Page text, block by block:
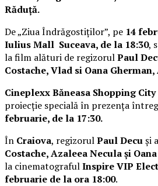
Răduță.
De „Ziua Îndrăgostiților”, pe 14
Iulius Mall Suceava, de la 18:30,
la film alături de regizorulPaul
Costache, Vlad si Oana
Cineplexx Băneasa Shopping
proiecție specială în prezența
februarie, de la 17:30.
În Craiova, regizorulPaul Decuși
Costache, Azaleea Necula și
la cinematografulInspire VIP
februarie de la ora 18:00.